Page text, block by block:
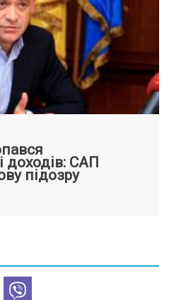
доходів: САП
підозру